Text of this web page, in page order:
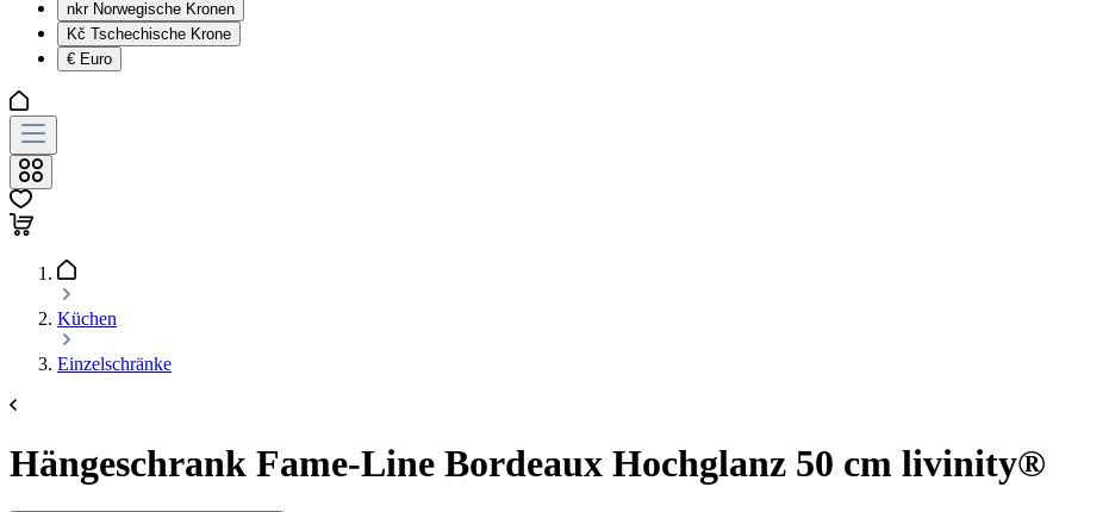
nkr Norwegische Kronen
Kč Tschechische Krone
€ Euro
Küchen
Einzelschränke
Hängeschrank Fame-Line Bordeaux Hochglanz 50 cm livinity®